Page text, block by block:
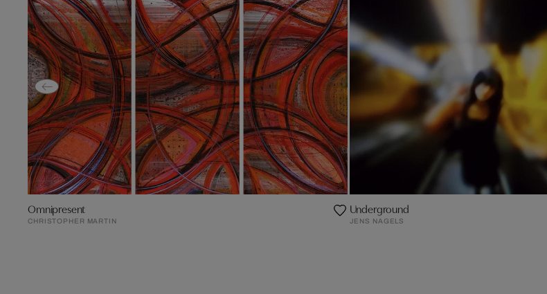
Omnipresent
CHRISTOPHER MARTIN
Underground
JENS NAGELS